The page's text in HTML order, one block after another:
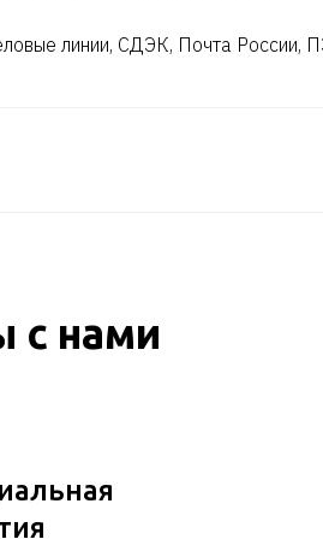
линии, СДЭК, Почта России,
с нами